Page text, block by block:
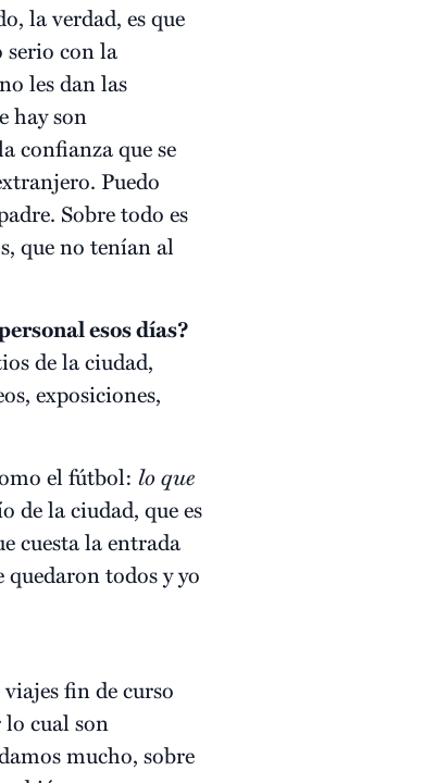
la verdad, es que
serio con la
les dan las
hay son
confianza que se
Puedo
Sobre todo es
que no tenían al
esos días?
de la ciudad,
exposiciones,
el fútbol: lo que
de la ciudad, que es
cuesta la entrada
todos y yo
fin de curso
lo cual son
mucho, sobre